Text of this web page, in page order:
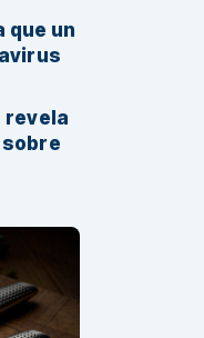
que un
revela